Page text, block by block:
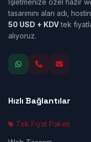
İşletmenize özel hazır
tasarımını alan adı,
50 USD + KDVtek
alıyoruz.
Hızlı Bağlantılar
Tek Fiyat Paketi